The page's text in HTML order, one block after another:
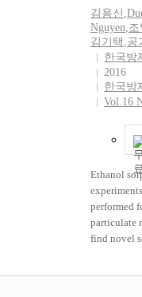
는 강력한
다. 그러나
다극질서
면서도,
을 구축했
기와 달리
구축의 가
well select
therpy,
also
the
introduced
ACK
the
and
packets in
of
and 'ack
states
in the two-
traffic. The
the data
TCP
forward
김용신 ,
Nguyen,
김기택 ,공
한국방
2016
한국방
Vol.16
Ethanol
performed
particulate
find novel